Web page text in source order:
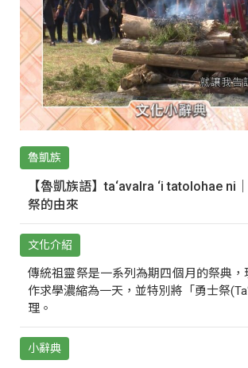
魯凱族
【魯凱族語】ta‘avalra ‘i tatolohae ni
祭的由來
文化介紹
傳統祖靈祭是一系列為期四個月的祭典
作求學濃縮為一天，並特別將「勇士祭
理。
小辭典